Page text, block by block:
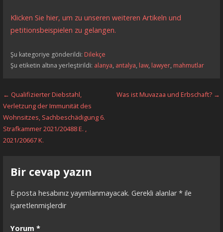
Klicken Sie hier, um zu unseren weiteren Artikeln und
petitionsbeispielen zu gelangen.
Şu kategoriye gönderildi: Dilekçe
Şu etiketin altına yerleştirildi: alanya, antalya, law, lawyer, mahmutlar
Yazı
dolaşımı
← Qualifizierter Diebstahl,
Verletzung der Immunität des
Wohnsitzes, Sachbeschädigung 6.
Strafkammer 2021/20488 E. ,
2021/20667 K.
Was ist Muvazaa und Erbschaft? →
Bir cevap yazın
E-posta hesabınız yayımlanmayacak. Gerekli alanlar*ile
işaretlenmişlerdir
Yorum *